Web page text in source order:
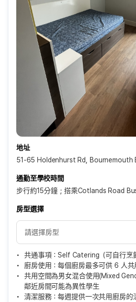
地址
51-65 Holdenhurst Rd, Bournemouth
通勤至學校時間
步行約15分鐘；搭乘Cotlands Road
房型選擇
共通事項：Self Catering（可自行烹
廚房使用：每個廚房最多可供 6 人共
共用空間為男女混合使用(Mixed
鄰近房間可能為異性學生
清潔服務：每週提供一次共用廚房的